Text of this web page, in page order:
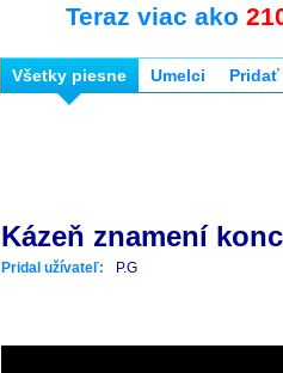
Teraz viac ako
Všetky piesne Umelci Pridať
Kázeň znamení
Pridal užívateľ: P.G